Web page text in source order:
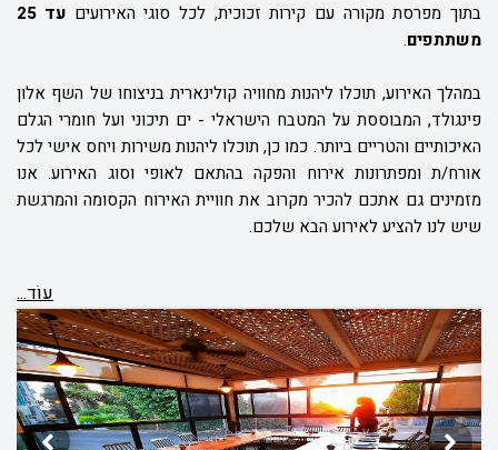
בתוך מפרסת מקורה עם קירות זכוכית, לכל סוגי האירועים
עד 25
משתתפים.
במהלך האירוע, תוכלו ליהנות מחוויה קולינארית בניצוחו של השף אלון
פינגולד, המבוססת על המטבח הישראלי - ים תיכוני ועל חומרי הגלם
האיכותיים והטריים ביותר. כמו כן, תוכלו ליהנות משירות ויחס אישי לכל
אורח/ת ומפתרונות אירוח והפקה בהתאם לאופי וסוג האירוע. אנו
מזמינים גם אתכם להכיר מקרוב את חוויית האירוח הקסומה והמרגשת
שיש לנו להציע לאירוע הבא שלכם.
עוֹד...